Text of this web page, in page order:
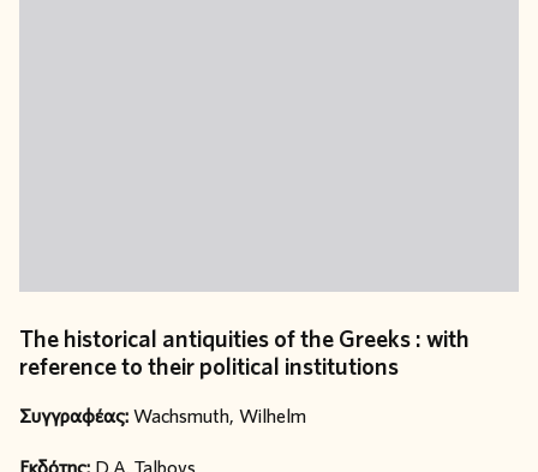
The historical antiquities of the Greeks : with
reference to their political institutions
Συγγραφέας:Wachsmuth, Wilhelm